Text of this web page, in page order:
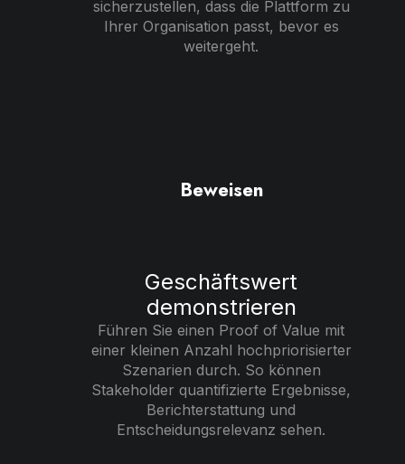
sicherzustellen, dass die Plattform zu
Ihrer Organisation passt, bevor es
weitergeht.
Beweisen
Geschäftswert
demonstrieren
Führen Sie einen Proof of Value mit
einer kleinen Anzahl hochpriorisierter
Szenarien durch. So können
Stakeholder quantifizierte Ergebnisse,
Berichterstattung und
Entscheidungsrelevanz sehen.